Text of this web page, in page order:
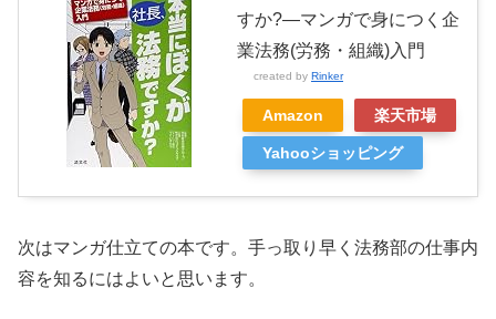
すか?―マンガで身につく企
業法務(労務・組織)入門
created by Rinker
Amazon 楽天市場
Yahooショッピング
次はマンガ仕立ての本です。手っ取り早く法務部の仕事内
容を知るにはよいと思います。